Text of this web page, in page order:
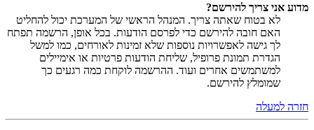
מדוע אני צריך להירשם?
לא בטוח שאתה צריך. המנהל הראשי של המערכת יכול להחליט
האם חובה להירשם כדי לפרסם הודעות. בכל אופן, הרשמה תפתח
לך גישה לאפשרויות נוספות שלא זמינות לאורחים, כמו למשל
הגדרת תמונת פרופיל, שליחת הודעות פרטיות או אימיילים
למשתמשים אחרים ועוד. ההרשמה לוקחת כמה רגעים כך
שמומלץ להירשם.
חזרה למעלה